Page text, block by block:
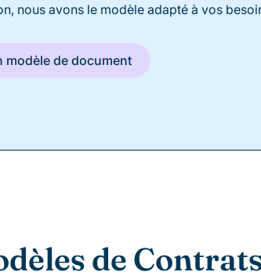
nous avons le modèle adapté à vos
modèle de document
de